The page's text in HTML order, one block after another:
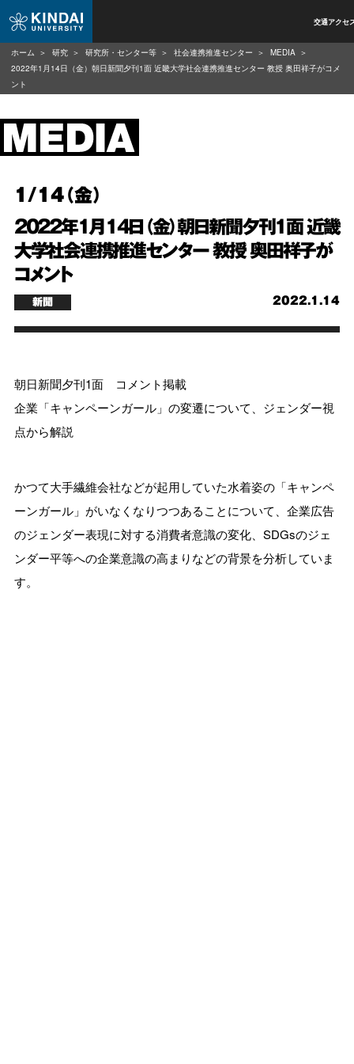
交通アクセ
1/14（金）
2022年1月14日（金）朝日新聞夕刊1面 近畿
大学社会連携推進センター 教授 奥田祥子が
コメント
2022.1.14
新聞
朝日新聞夕刊1面 コメント掲載
企業「キャンペーンガール」の変遷について、ジェンダー視
点から解説
かつて大手繊維会社などが起用していた水着姿の「キャンペ
ーンガール」がいなくなりつつあることについて、企業広告
のジェンダー表現に対する消費者意識の変化、SDGsのジェ
ンダー平等への企業意識の高まりなどの背景を分析していま
す。
ホーム 研究 研究所・センター等 社会連携推進センター
MEDIA
2022年1月14日（金）朝日新聞夕刊1面 近畿大学社会連携推進センター 教授 奥田祥子がコメ
ント